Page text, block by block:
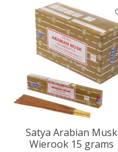
Satya Arabian Musk
Wierook 15 grams